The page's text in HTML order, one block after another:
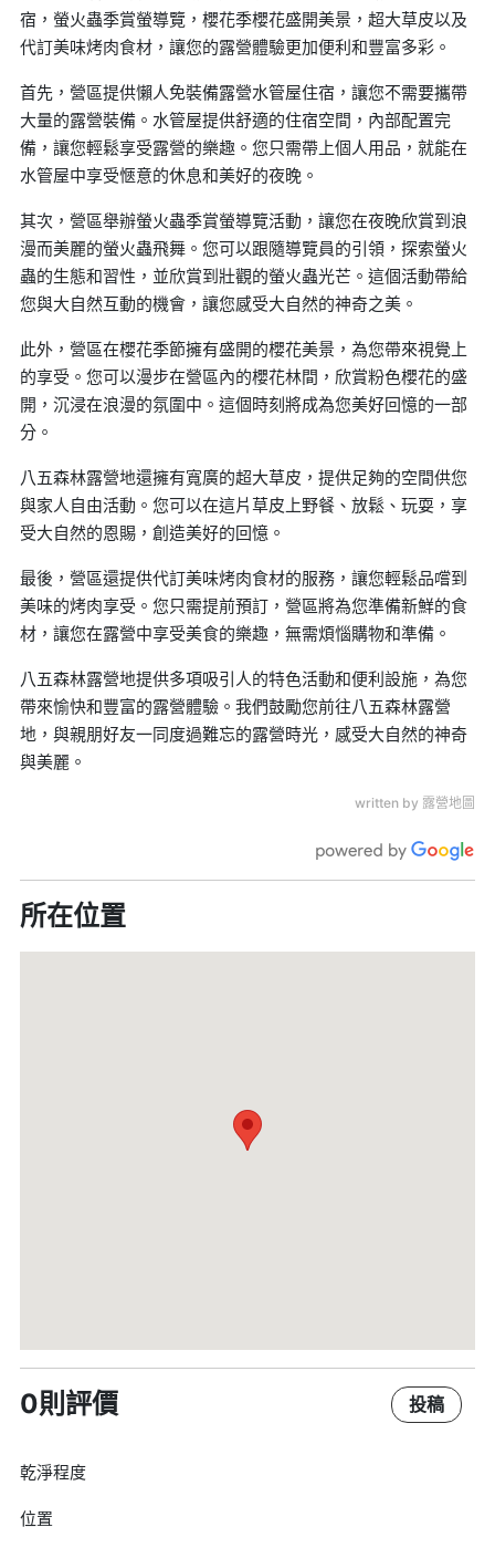
宿，螢火蟲季賞螢導覽，櫻花季櫻花盛開美景，超大草皮以及
代訂美味烤肉食材，讓您的露營體驗更加便利和豐富多彩。
首先，營區提供懶人免裝備露營水管屋住宿，讓您不需要攜帶
大量的露營裝備。水管屋提供舒適的住宿空間，內部配置完
備，讓您輕鬆享受露營的樂趣。您只需帶上個人用品，就能在
水管屋中享受愜意的休息和美好的夜晚。
其次，營區舉辦螢火蟲季賞螢導覽活動，讓您在夜晚欣賞到浪
漫而美麗的螢火蟲飛舞。您可以跟隨導覽員的引領，探索螢火
蟲的生態和習性，並欣賞到壯觀的螢火蟲光芒。這個活動帶給
您與大自然互動的機會，讓您感受大自然的神奇之美。
此外，營區在櫻花季節擁有盛開的櫻花美景，為您帶來視覺上
的享受。您可以漫步在營區內的櫻花林間，欣賞粉色櫻花的盛
開，沉浸在浪漫的氛圍中。這個時刻將成為您美好回憶的一部
分。
八五森林露營地還擁有寬廣的超大草皮，提供足夠的空間供您
與家人自由活動。您可以在這片草皮上野餐、放鬆、玩耍，享
受大自然的恩賜，創造美好的回憶。
最後，營區還提供代訂美味烤肉食材的服務，讓您輕鬆品嚐到
美味的烤肉享受。您只需提前預訂，營區將為您準備新鮮的食
材，讓您在露營中享受美食的樂趣，無需煩惱購物和準備。
八五森林露營地提供多項吸引人的特色活動和便利設施，為您
帶來愉快和豐富的露營體驗。我們鼓勵您前往八五森林露營
地，與親朋好友一同度過難忘的露營時光，感受大自然的神奇
與美麗。
written by 露營地圖
所在位置
0則評價 投稿
乾淨程度
位置